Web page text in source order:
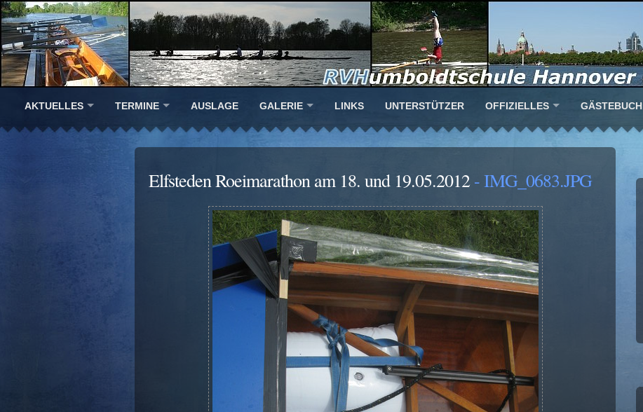
AKTUELLES TERMINE AUSLAGE GALERIE LINKS UNTERSTÜTZER OFFIZIELLES GÄSTEBUCH
Elfsteden Roeimarathon am 18. und 19.05.2012- IMG_0683.JPG